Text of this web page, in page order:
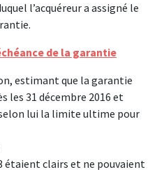
l’acquéreur a assigné le
de la garantie
estimant que la garantie
les 31 décembre 2016 et
lui la limite ultime pour
étaient clairs et ne pouvaient